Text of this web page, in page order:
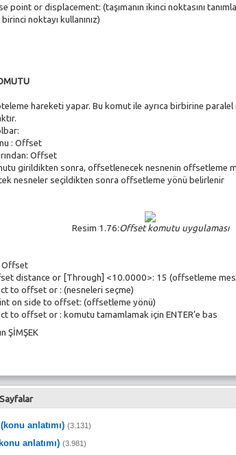
point or displacement: (taşımanın ikinci noktasını
noktayı kullanınız)
hareketi yapar. Bu komut ile ayrıca birbirine
: Offset
Offset
girildikten sonra, offsetlenecek nesnenin offsetleme
nesneler seçildikten sonra offsetleme yönü belirlenir
Resim 1.76:Offset komutu uygulaması
Offset
distance or [Through] <10.0000>: 15 (offsetleme
to offset or: (nesneleri seçme)
on side to offset: (offsetleme yönü)
to offset or: komutu tamamlamak için ENTER’e bas
ŞİMŞEK
anlatımı) (3.131)
anlatımı) (3.981)